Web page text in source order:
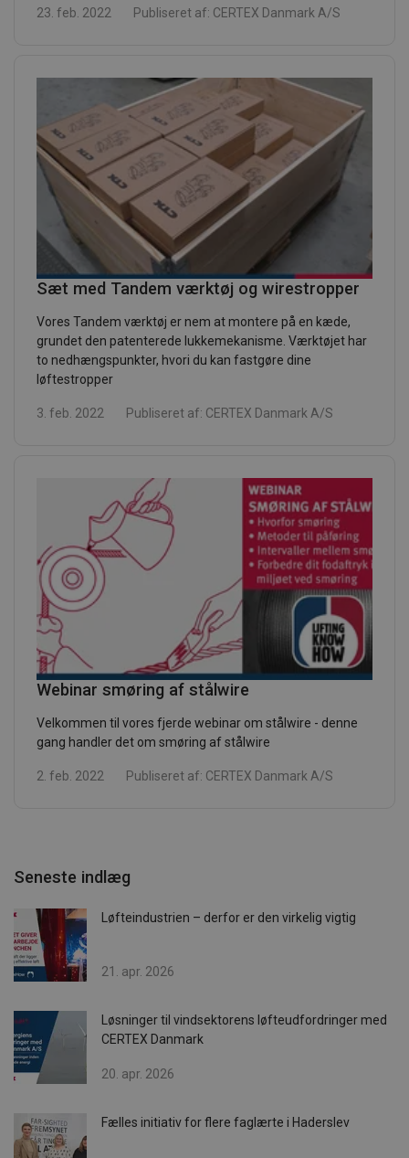
23. feb. 2022 Publiseret af: CERTEX Danmark A/S
Sæt med Tandem værktøj og wirestropper
Vores Tandem værktøj er nem at montere på en kæde,
grundet den patenterede lukkemekanisme. Værktøjet har
to nedhængspunkter, hvori du kan fastgøre dine
løftestropper
3. feb. 2022 Publiseret af: CERTEX Danmark A/S
Webinar smøring af stålwire
Velkommen til vores fjerde webinar om stålwire - denne
gang handler det om smøring af stålwire
2. feb. 2022 Publiseret af: CERTEX Danmark A/S
Seneste indlæg
Løfteindustrien – derfor er den virkelig vigtig
21. apr. 2026
Løsninger til vindsektorens løfteudfordringer med
CERTEX Danmark
20. apr. 2026
Fælles initiativ for flere faglærte i Haderslev